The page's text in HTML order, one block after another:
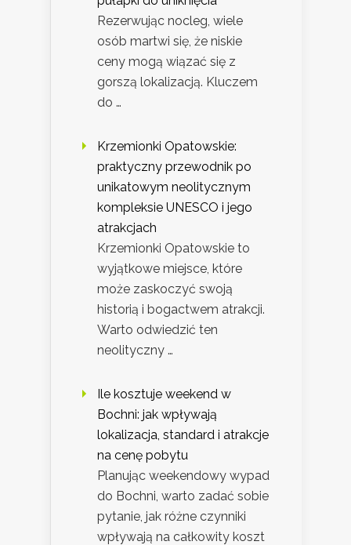
Rezerwując nocleg, wiele
osób martwi się, że niskie
ceny mogą wiązać się z
gorszą lokalizacją. Kluczem
do …
Krzemionki Opatowskie:
praktyczny przewodnik po
unikatowym neolitycznym
kompleksie UNESCO i jego
atrakcjach
Krzemionki Opatowskie to
wyjątkowe miejsce, które
może zaskoczyć swoją
historią i bogactwem atrakcji.
Warto odwiedzić ten
neolityczny …
Ile kosztuje weekend w
Bochni: jak wpływają
lokalizacja, standard i atrakcje
na cenę pobytu
Planując weekendowy wypad
do Bochni, warto zadać sobie
pytanie, jak różne czynniki
wpływają na całkowity koszt